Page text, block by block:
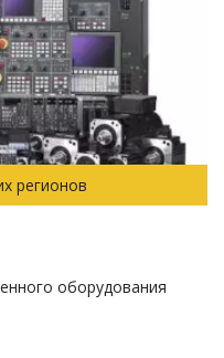
регионов
оборудования